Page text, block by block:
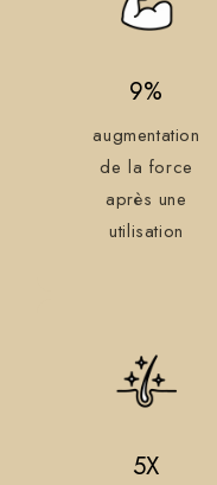
9%
augmentation
de la force
après une
utilisation
5X